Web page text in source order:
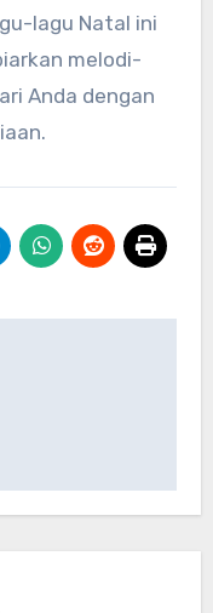
lagu Natal ini
melodi-
Anda dengan